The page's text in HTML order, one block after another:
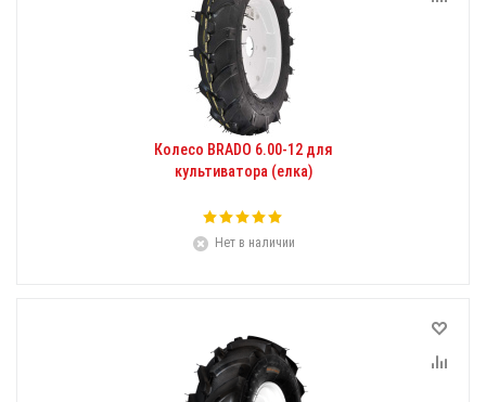
Колесо BRADO 6.00-12 для
культиватора (елка)
Нет в наличии